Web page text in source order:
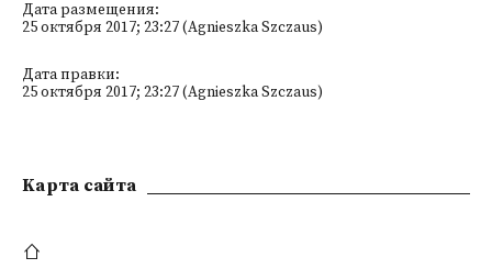
Дата размещения:
25 октября 2017; 23:27 (Agnieszka Szczaus)
Дата правки:
25 октября 2017; 23:27 (Agnieszka Szczaus)
Kарта сайта